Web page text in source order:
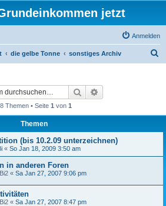
jetzt
Anmelden
die gelbe Tonne sonstiges Archiv
Suche
Themen • Seite 1 von 1
Themen
(bis 10.2.09 unterzeichnen)
« So Jan 18, 2009 3:50 am
in anderen Foren
« Sa Jan 27, 2007 9:06 pm
« Sa Jan 27, 2007 8:47 pm